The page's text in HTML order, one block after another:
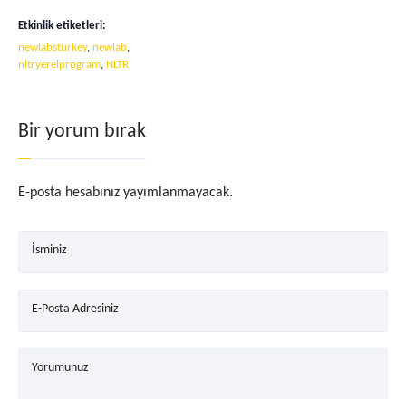
Etkinlik etiketleri:
newlabsturkey, newlab,
nltryerelprogram, NLTR
Bir yorum bırak
E-posta hesabınız yayımlanmayacak.
İsminiz
E-Posta Adresiniz
Yorumunuz